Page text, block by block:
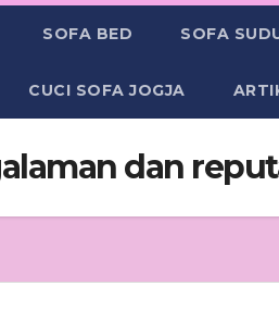
SOFA BED SOFA
CUCI SOFA JOGJA
dan